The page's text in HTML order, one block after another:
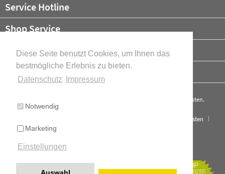
Diese Seite benutzt Cookies, um Ihnen das
bestmögliche Erlebnis zu bieten.
Datenschutz
Impressum
Notwendig
Marketing
Einstellungen
Service Hotline
Shop Service
Informationen
Newsletter
Versandkosten.
Versand und Kosten
Realisiert mit Shopware